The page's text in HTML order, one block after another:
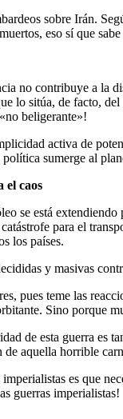
sobre Irán.
eso sí que
no contribuye a la
lo sitúa, de facto,
beligerante»!
activa de
sumerge al
el caos
se está
para el
los países.
y masivas
pues teme las
Sino porque
de esta guerra
aquella horrible
es que
guerras imperialistas!